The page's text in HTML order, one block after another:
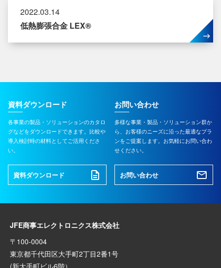
2022.03.14
低熱膨張合金 LEX®
資料ダウンロード
各事業の製品・ソリューションのカタロ
グなどをダウンロードできます。比較や
導入検討時の材料としてご活用くださ
い。
資料ダウンロード
お問い合わせ
多様な事業・製品・ソリューション群か
ら、お客様のニーズに沿った最適なプラ
ンをご提案します。お気軽にお問い合わ
せください。
お問い合わせ
JFE商事エレクトロニクス株式会社
〒100-0004
東京都千代田区大手町2丁目2番1号
(新大手町ビル6階）